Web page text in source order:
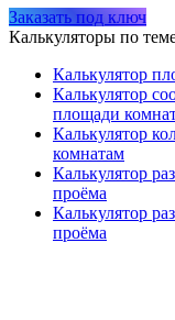
Заказать под ключ
Калькуляторы по
Калькулятор
Калькулятор
площади
Калькулятор
комнатам
Калькулятор
проёма
Калькулятор
проёма